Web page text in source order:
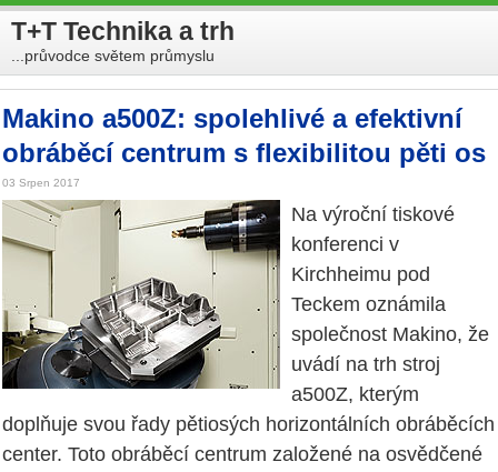
T+T Technika a trh
...průvodce světem průmyslu
Makino a500Z: spolehlivé a efektivní
obráběcí centrum s flexibilitou pěti os
03 Srpen 2017
Na výroční tiskové
konferenci v
Kirchheimu pod
Teckem oznámila
společnost Makino, že
uvádí na trh stroj
a500Z, kterým
doplňuje svou řady pětiosých horizontálních obráběcích
center. Toto obráběcí centrum založené na osvědčené